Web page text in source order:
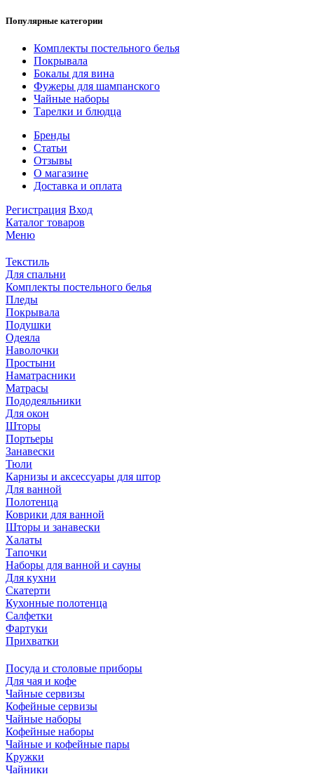
Популярные категории
Комплекты постельного белья
Покрывала
Бокалы для вина
Фужеры для шампанского
Чайные наборы
Тарелки и блюдца
Бренды
Статьи
Отзывы
О магазине
Доставка и оплата
Регистрация Вход
Каталог товаров
Меню
Текстиль
Для спальни
Комплекты постельного белья
Пледы
Покрывала
Подушки
Одеяла
Наволочки
Простыни
Наматрасники
Матрасы
Пододеяльники
Для окон
Шторы
Портьеры
Занавески
Тюли
Карнизы и аксессуары для штор
Для ванной
Полотенца
Коврики для ванной
Шторы и занавески
Халаты
Тапочки
Наборы для ванной и сауны
Для кухни
Скатерти
Кухонные полотенца
Салфетки
Фартуки
Прихватки
Посуда и столовые приборы
Для чая и кофе
Чайные сервизы
Кофейные сервизы
Чайные наборы
Кофейные наборы
Чайные и кофейные пары
Кружки
Чайники